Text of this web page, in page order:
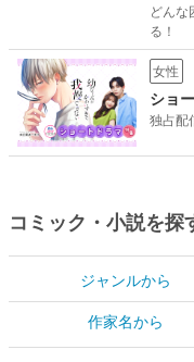
どんな
る！
女性
ショ
独占配
コミック・小説を探
ジャンルから
作家名から